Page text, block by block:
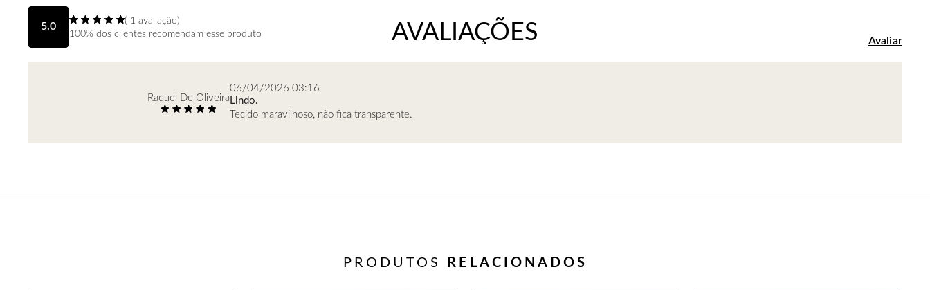
5.0
( 1 avaliação)
100% dos clientes recomendam esse produto
Raquel De Oliveira
06/04/2026 03:16
Lindo.
Tecido maravilhoso, não fica transparente.
PRODUTOS RELACIONADOS